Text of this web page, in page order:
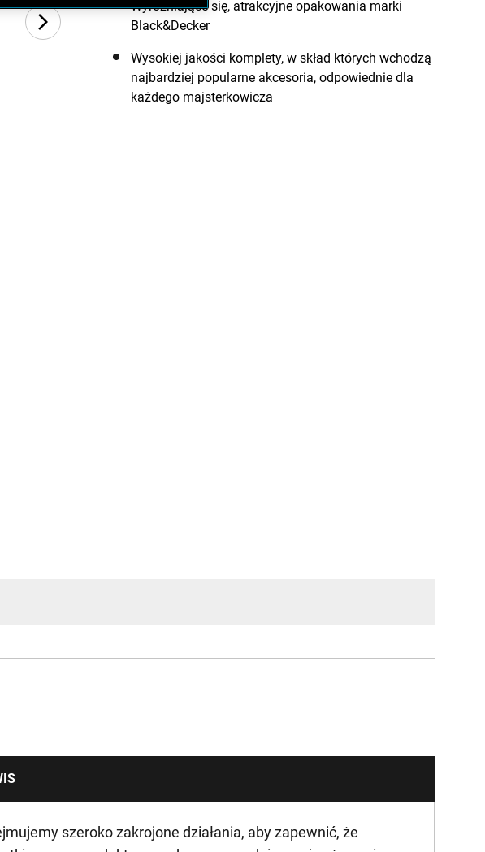
Wyróżniające się, atrakcyjne opakowania marki
Black&Decker
Wysokiej jakości komplety, w skład których wchodzą
najbardziej popularne akcesoria, odpowiednie dla
każdego majsterkowicza
szeroko zakrojone działania, aby zapewnić, że